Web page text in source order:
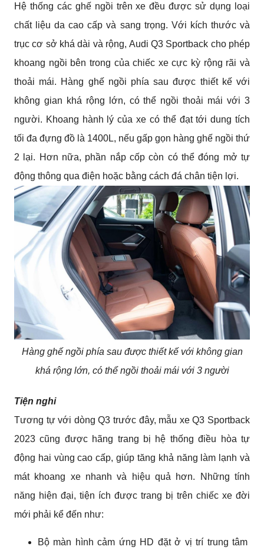
Hệ thống các ghế ngồi trên xe đều được sử dụng loại
chất liệu da cao cấp và sang trọng. Với kích thước và
trục cơ sở khá dài và rộng, Audi Q3 Sportback cho phép
khoang ngồi bên trong của chiếc xe cực kỳ rộng rãi và
thoải mái. Hàng ghế ngồi phía sau được thiết kế với
không gian khá rộng lớn, có thể ngồi thoải mái với 3
người. Khoang hành lý của xe có thể đạt tới dung tích
tối đa đựng đồ là 1400L, nếu gấp gọn hàng ghế ngồi thứ
2 lại. Hơn nữa, phần nắp cốp còn có thể đóng mở tự
động thông qua điện hoặc bằng cách đá chân tiện lợi.
Hàng ghế ngồi phía sau được thiết kế với không gian
khá rộng lớn, có thể ngồi thoải mái với 3 người
Tiện nghi
Tương tự với dòng Q3 trước đây, mẫu xe Q3 Sportback
2023 cũng được hãng trang bị hệ thống điều hòa tự
động hai vùng cao cấp, giúp tăng khả năng làm lạnh và
mát khoang xe nhanh và hiệu quả hơn. Những tính
năng hiện đại, tiện ích được trang bị trên chiếc xe đời
mới phải kể đến như:
Bộ màn hình cảm ứng HD đặt ở vị trí trung tâm